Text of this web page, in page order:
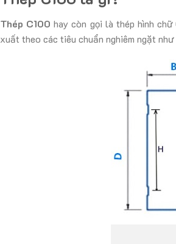
Thép C100 hay còn gọi là thép hình
xuất theo các tiêu chuẩn nghiêm ngặt như